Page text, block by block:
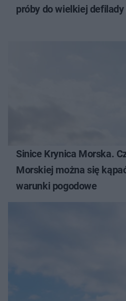
próby do wielkiej
Sinice Krynica Morska.
Morskiej można się
warunki pogodowe